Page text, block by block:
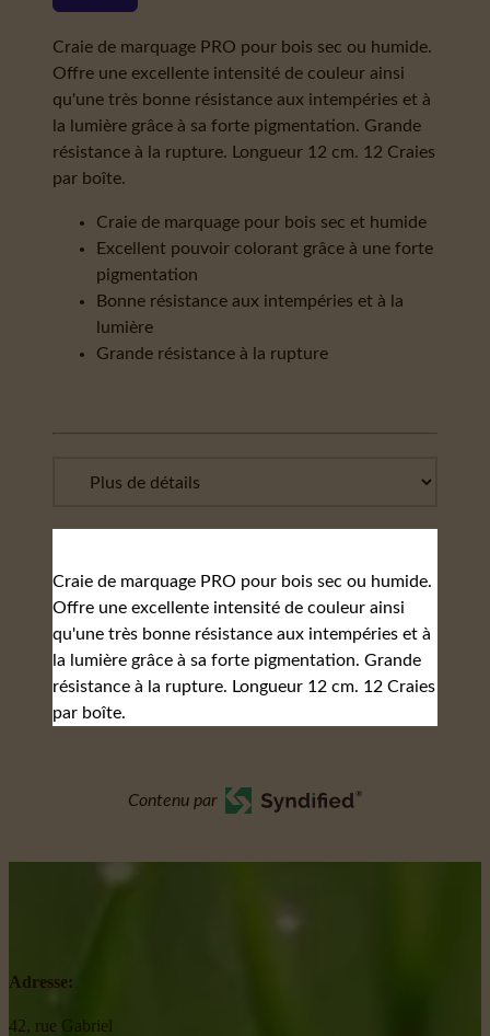
Craie de marquage PRO pour bois sec ou humide.
Offre une excellente intensité de couleur ainsi
qu'une très bonne résistance aux intempéries et à
la lumière grâce à sa forte pigmentation. Grande
résistance à la rupture. Longueur 12 cm. 12 Craies
par boîte.
Craie de marquage pour bois sec et humide
Excellent pouvoir colorant grâce à une forte
pigmentation
Bonne résistance aux intempéries et à la
lumière
Grande résistance à la rupture
Craie de marquage PRO pour bois sec ou humide.
Offre une excellente intensité de couleur ainsi
qu'une très bonne résistance aux intempéries et à
la lumière grâce à sa forte pigmentation. Grande
résistance à la rupture. Longueur 12 cm. 12 Craies
par boîte.
Contenu par
Adresse:
42, rue Gabriel